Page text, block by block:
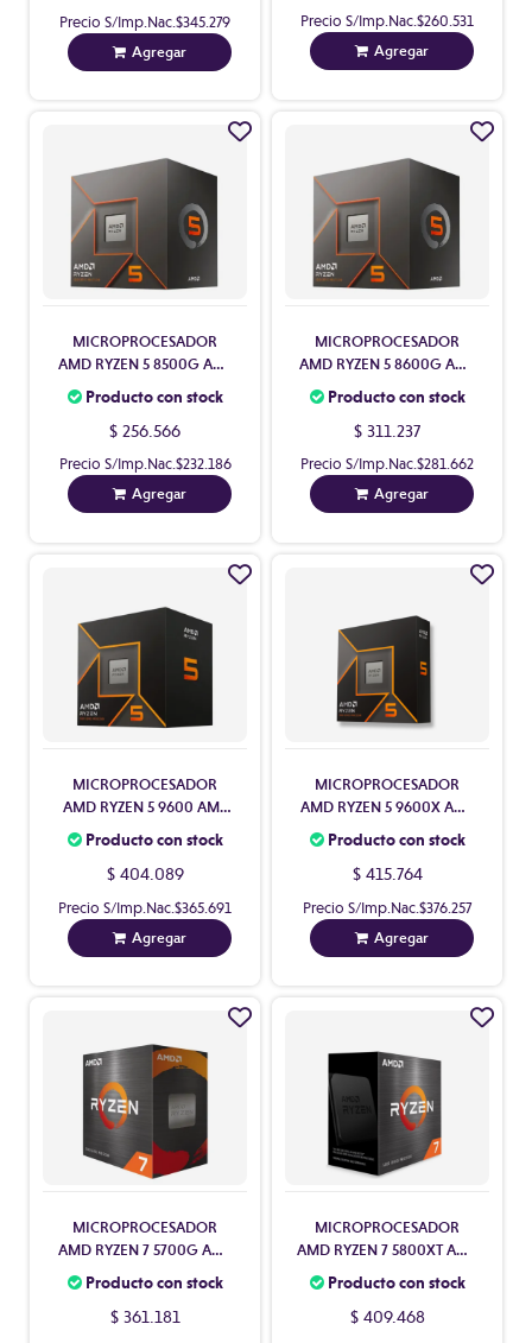
Precio S/Imp.Nac. $345.279
Agregar
Precio S/Imp.Nac.$260.531
Agregar
MICROPROCESADOR
AMD RYZEN 5 8500G AM5
CON VIDEO CON COOLER
Producto con stock
$ 256.566
Precio S/Imp.Nac.$232.186
Agregar
MICROPROCESADOR
AMD RYZEN 5 8600G AM5
CON VIDEO CON COOLER
Producto con stock
$ 311.237
Precio S/Imp.Nac.$281.662
Agregar
MICROPROCESADOR
AMD RYZEN 5 9600 AM5
CON VIDEO CON COOLER
Producto con stock
$ 404.089
Precio S/Imp.Nac. $365.691
Agregar
MICROPROCESADOR
AMD RYZEN 5 9600X AM5
CON VIDEO SIN COOLER
Producto con stock
$ 415.764
Precio S/Imp.Nac. $376.257
Agregar
MICROPROCESADOR
AMD RYZEN 7 5700G AM4
CON VIDEO CON COOLER
Producto con stock
$ 361.181
MICROPROCESADOR
AMD RYZEN 7 5800XT AM4
(8 CORE) SIN VIDEO CON
Producto con stock
$ 409.468